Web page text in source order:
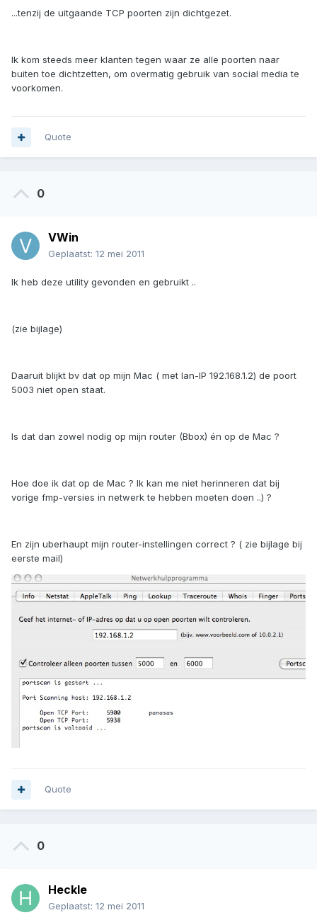
...tenzij de uitgaande TCP poorten zijn dichtgezet.
Ik kom steeds meer klanten tegen waar ze alle poorten naar
buiten toe dichtzetten, om overmatig gebruik van social media te
voorkomen.
Quote
0
VWin
Geplaatst: 12 mei 2011
Ik heb deze utility gevonden en gebruikt ..
(zie bijlage)
Daaruit blijkt bv dat op mijn Mac ( met lan-IP 192.168.1.2) de poort
5003 niet open staat.
Is dat dan zowel nodig op mijn router (Bbox) én op de Mac ?
Hoe doe ik dat op de Mac ? Ik kan me niet herinneren dat bij
vorige fmp-versies in netwerk te hebben moeten doen ..) ?
En zijn uberhaupt mijn router-instellingen correct ? ( zie bijlage bij
eerste mail)
Quote
0
Heckle
Geplaatst: 12 mei 2011